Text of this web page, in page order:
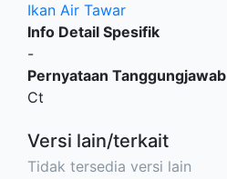
Ikan Air Tawar
Info Detail Spesifik
-
Pernyataan Tanggungjawab
Ct
Versi lain/terkait
Tidak tersedia versi lain